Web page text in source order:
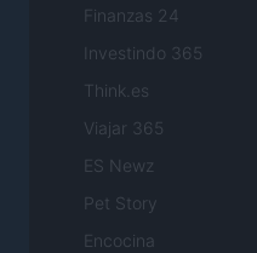
Finanzas 24
Investindo 365
Think.es
Viajar 365
ES Newz
Pet Story
Encocina